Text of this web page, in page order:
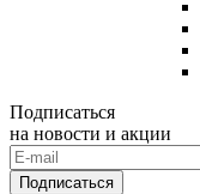
Подписаться
на новости и акции
Подписаться